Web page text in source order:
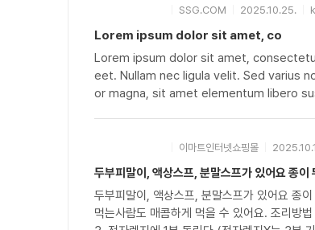
SSG.COM 2025.10.25.
Lorem ipsum dolor sit amet, co
Lorem ipsum dolor sit amet,
eet. Nullam nec ligula velit. Sed varius
or magna, sit amet elementum libero
이마트인터넷쇼핑몰
두부피말이, 액상스프, 분말스프가 있어요 종이
두부피말이, 액상스프, 분말스프가 있어요 종
먹는사람도 매콤하게 먹을 수 있어요. 조리방법 아래 참조: 1. 뚜껑을 완전히 떼고(전자렌지X는 반) 2. 물을 삼각형 표시에 맞춰 넣